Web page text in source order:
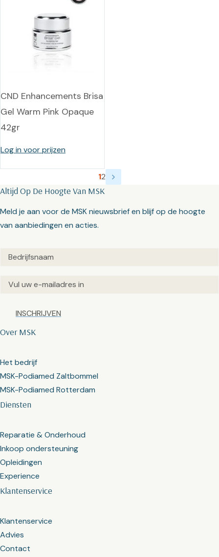
CND Enhancements Brisa
Gel Warm Pink Opaque
42gr
Log in voor prijzen
12
Klantenservice
Klantenservice
Advies
Contact
Diensten
Reparatie & Onderhoud
Inkoop ondersteuning
Opleidingen
Experience
Over MSK
Het bedrijf
MSK-Podiamed Zaltbommel
MSK-Podiamed Rotterdam
Altijd Op De Hoogte Van MSK
Meld je aan voor de MSK nieuwsbrief en blijf op de hoogte
van aanbiedingen en acties.
Untitled(Vereist)
Email(Vereist)
Captcha